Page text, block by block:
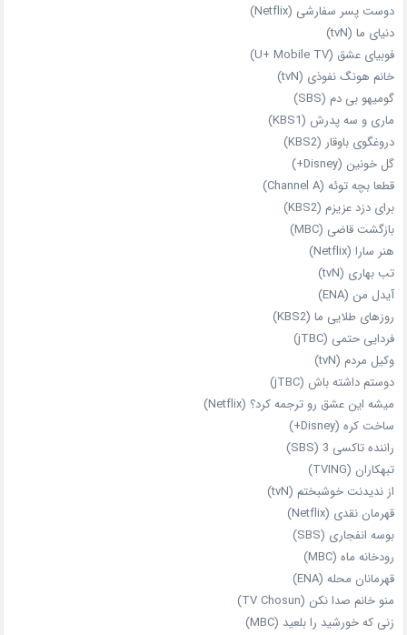
دوست‌ پسر سفارشی (Netflix)
دنیای ما (tvN)
فوبیای عشق (U+ Mobile TV)
خانم هونگ نفوذی (tvN)
گومیهو بی دم (SBS)
ماری و سه پدرش (KBS1)
دروغگوی باوقار (KBS2)
گل خونین (Disney+)
قطعا بچه توئه (Channel A)
برای دزد عزیزم (KBS2)
بازگشت قاضی (MBC)
هنر سارا (Netflix)
تب بهاری (tvN)
آیدل من (ENA)
روزهای طلایی ما (KBS2)
فردایی حتمی (jTBC)
وکیل مردم (tvN)
دوستم داشته باش (jTBC)
میشه این عشق رو ترجمه کرد؟ (Netflix)
ساخت کره (Disney+)
راننده تاکسی 3 (SBS)
تبهکاران (TVING)
از ندیدنت خوشبختم (tvN)
قهرمان نقدی (Netflix)
بوسه انفجاری (SBS)
رودخانه ماه (MBC)
قهرمانان محله (ENA)
منو خانم صدا نکن (TV Chosun)
زنی که خورشید را بلعید (MBC)